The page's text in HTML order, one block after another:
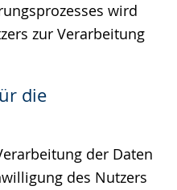
wird
zur Verarbeitung
die
der Daten
des Nutzers